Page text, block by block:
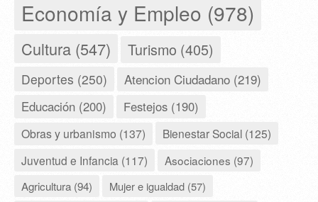
Economía y Empleo (978)
Cultura (547) Turismo (405)
Deportes (250) Atencion Ciudadano (219)
Educación (200) Festejos (190)
Obras y urbanismo (137)
Bienestar Social (125)
Juventud e Infancia (117)
Asociaciones (97)
Agricultura (94)
Mujer e igualdad (57)